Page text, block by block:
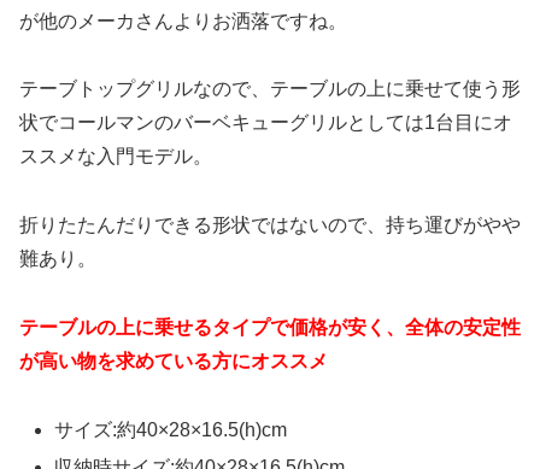
が他のメーカさんよりお洒落ですね。
テーブトップグリルなので、テーブルの上に乗せて使う形
状でコールマンのバーベキューグリルとしては1台目にオ
ススメな入門モデル。
折りたたんだりできる形状ではないので、持ち運びがやや
難あり。
テーブルの上に乗せるタイプで価格が安く、全体の安定性
が高い物を求めている方にオススメ
サイズ:約40×28×16.5(h)cm